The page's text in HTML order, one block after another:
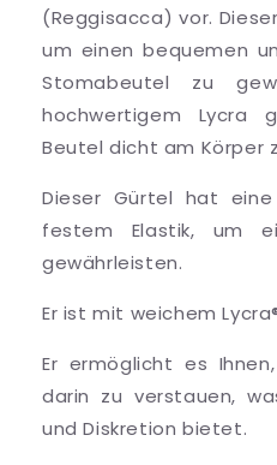
(Reggisacca) vor.
um einen bequemen
Stomabeutel zu
hochwertigem Lycra
Beutel dicht am Körper
Dieser Gürtel hat
festem Elastik, um
gewährleisten.
Er ist mit weichem
Er ermöglicht es
darin zu verstauen,
und Diskretion bietet.